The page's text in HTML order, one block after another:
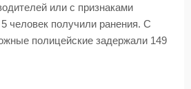
или с признаками
человек получили ранения. С
полицейские задержали 149